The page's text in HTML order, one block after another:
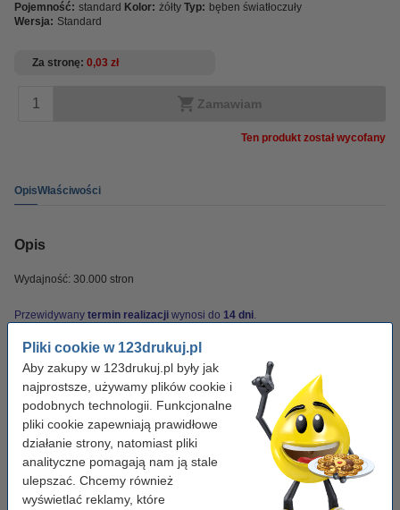
Pliki cookie w 123drukuj.pl
Aby zakupy w 123drukuj.pl były jak
najprostsze, używamy plików cookie i
podobnych technologii. Funkcjonalne
pliki cookie zapewniają prawidłowe
działanie strony, natomiast pliki
analityczne pomagają nam ją stale
ulepszać. Chcemy również
wyświetlać reklamy, które
Pojemność: standard Kolor: żółty Typ: bęben światłoczuły
Wersja: Standard
Za stronę 0,03 zł
Zamawiam
Ten produkt został wycofany
OpisWłaściwości
Opis
Wydajność: 30.000 stron
Przewidywany termin realizacji wynosi do 14 dni.
Właściwości
Pojemność: standard
Kolor: żółty
Typ: bęben światłoczuły
Wersja: Standard